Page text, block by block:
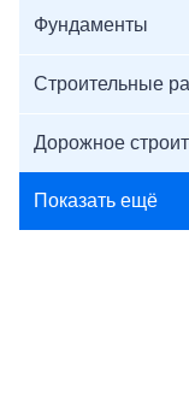
Фундаменты
Строительные
Дорожное
Показать ещё